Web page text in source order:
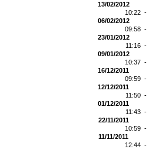
13/02/2012
10:22 -
06/02/2012
09:58 -
23/01/2012
11:16 -
09/01/2012
10:37 -
16/12/2011
09:59 -
12/12/2011
11:50 -
01/12/2011
11:43 -
22/11/2011
10:59 -
11/11/2011
12:44 -